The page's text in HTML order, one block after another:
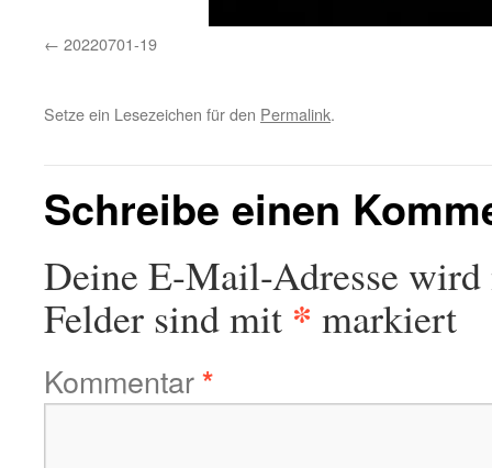
20220701-19
Setze ein Lesezeichen für den Permalink.
Schreibe einen
Deine E-Mail-Adresse
Felder sind mit * markiert
Kommentar*